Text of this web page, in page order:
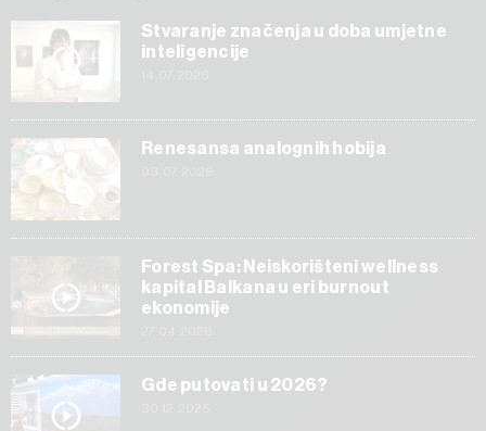
Stvaranje značenja u doba umjetne
inteligencije
Renesansa analognih hobija
Forest Spa: Neiskorišteni wellness
kapital Balkana u eri burnout
ekonomije
Gde putovati u 2026?